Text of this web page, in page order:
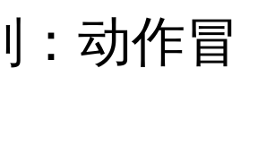
：动作冒